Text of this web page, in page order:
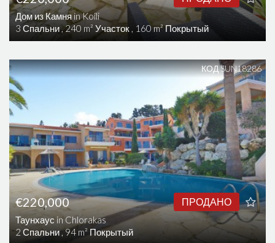
Дом из Камня in Koili
3 Спальни , 240 m² Участок , 160 m² Покрытый
ПРОДАНО
€220,000
Таунхаус in Chlorakas
2 Спальни , 94 m² Покрытый
КОД SUN18286